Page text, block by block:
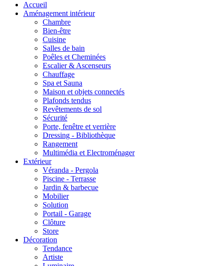
Accueil
Aménagement intérieur
Chambre
Bien-être
Cuisine
Salles de bain
Poêles et Cheminées
Escalier & Ascenseurs
Chauffage
Spa et Sauna
Maison et objets connectés
Plafonds tendus
Revêtements de sol
Sécurité
Porte, fenêtre et verrière
Dressing - Bibliothèque
Rangement
Multimédia et Electroménager
Extérieur
Véranda - Pergola
Piscine - Terrasse
Jardin & barbecue
Mobilier
Solution
Portail - Garage
Clôture
Store
Décoration
Tendance
Artiste